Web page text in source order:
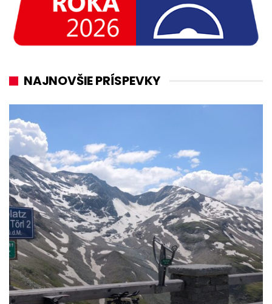
NAJNOVŠIE PRÍSPEVKY